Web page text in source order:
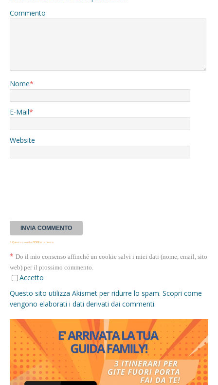
Commento
Nome*
E-Mail*
Website
* Questa casella GDPR è richiesta
* Do il mio consenso affinché un cookie salvi i miei dati (nome, email, sito
web) per il prossimo commento.
Accetto
Questo sito utilizza Akismet per ridurre lo spam. Scopri come
vengono elaborati i dati derivati dai commenti.